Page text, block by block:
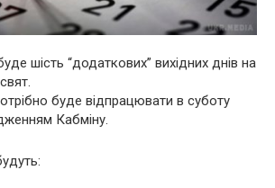
шість “додаткових” вихідних днів на
буде відпрацювати в суботу
Кабміну.